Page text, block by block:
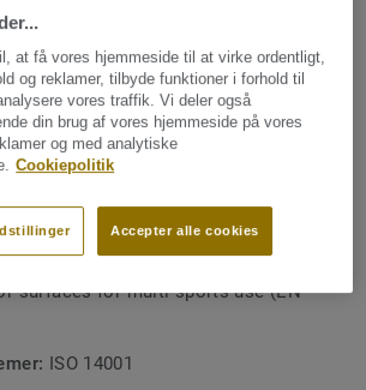
er ekstrem modstandsdygtighed over
belastning og er behandlet med
overfladebeskyttelse for ekstrem
og omkostningseffektiv
kompatibel, EN 14904)
til multi-brug
2-lock-låsesystem
og sikkerhed for sportsudøvere
OG MILJØSPECIFIKATIONER
surfaces for multi-sports use (EN
ISO 14001
at få vores hjemmeside til at virke ordentligt,
og reklamer, tilbyde funktioner i forhold til
vores traffik. Vi deler også
din brug af vores hjemmeside på vores
og med analytiske
Cookiepolitik
Accepter alle cookies